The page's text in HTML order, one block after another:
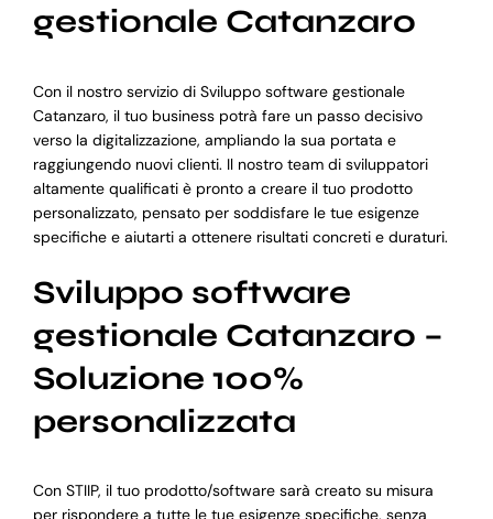
gestionale Catanzaro
Con il nostro servizio di Sviluppo software gestionale
Catanzaro, il tuo business potrà fare un passo decisivo
verso la digitalizzazione, ampliando la sua portata e
raggiungendo nuovi clienti. Il nostro team di sviluppatori
altamente qualificati è pronto a creare il tuo prodotto
personalizzato, pensato per soddisfare le tue esigenze
specifiche e aiutarti a ottenere risultati concreti e duraturi.
Sviluppo software
gestionale Catanzaro –
Soluzione 100%
personalizzata
Con STIIP, il tuo prodotto/software sarà creato su misura
per rispondere a tutte le tue esigenze specifiche, senza